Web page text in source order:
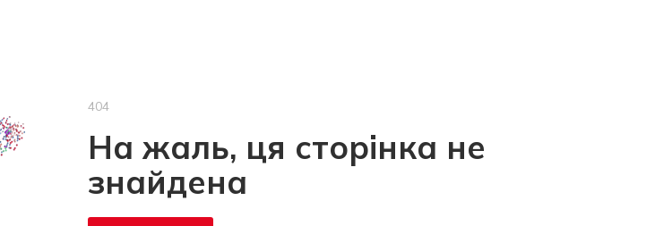
404
На жаль, ця сторінка не
знайдена